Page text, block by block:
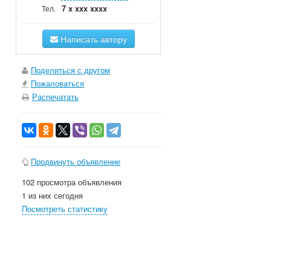
Тел. 7 x xxx xxxx
Написать автору
Поделиться с другом
Пожаловаться
Распечатать
Продвинуть объявление
102 просмотра объявления
1 из них сегодня
Посмотреть статистику